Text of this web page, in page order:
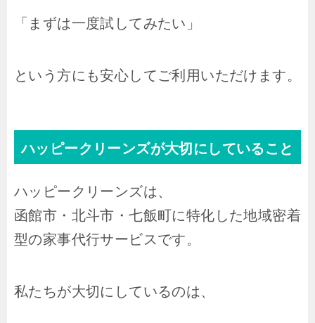
「まずは一度試してみたい」
という方にも安心してご利用いただけます。
ハッピークリーンズが大切にしていること
ハッピークリーンズは、
函館市・北斗市・七飯町に特化した地域密着
型の家事代行サービスです。
私たちが大切にしているのは、